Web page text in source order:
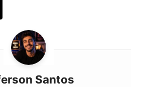
Santos